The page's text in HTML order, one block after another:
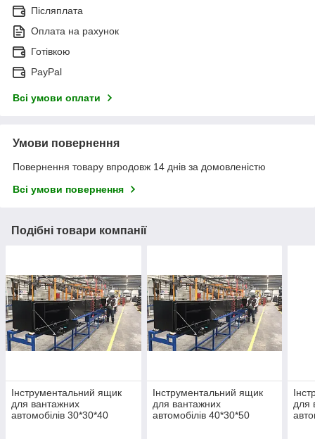
Післяплата
Оплата на рахунок
Готівкою
PayPal
Всі умови оплати
Умови повернення
Повернення товару впродовж 14 днів за домовленістю
Всі умови повернення
Подібні товари компанії
Інструментальний ящик
для вантажних
автомобілів 30*30*40
Інструментальний ящик
для вантажних
автомобілів 40*30*50
для